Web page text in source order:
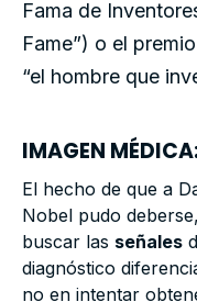
Fama de
Fame”) o el
“el hombre que
IMAGEN
El hecho de que a
Nobel pudo
buscar las señales
diagnóstico
no en intentar